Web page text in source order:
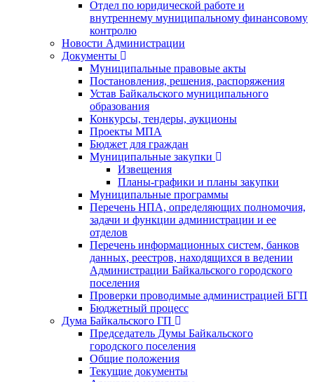
Отдел по юридической работе и
внутреннему муниципальному финансовому
контролю
Новости Администрации
Документы
Муниципальные правовые акты
Постановления, решения, распоряжения
Устав Байкальского муниципального
образования
Конкурсы, тендеры, аукционы
Проекты МПА
Бюджет для граждан
Муниципальные закупки
Извещения
Планы-графики и планы закупки
Муниципальные программы
Перечень НПА, определяющих полномочия,
задачи и функции администрации и ее
отделов
Перечень информационных систем, банков
данных, реестров, находящихся в ведении
Администрации Байкальского городского
поселения
Проверки проводимые администрацией БГП
Бюджетный процесс
Дума Байкальского ГП
Председатель Думы Байкальского
городского поселения
Общие положения
Текущие документы